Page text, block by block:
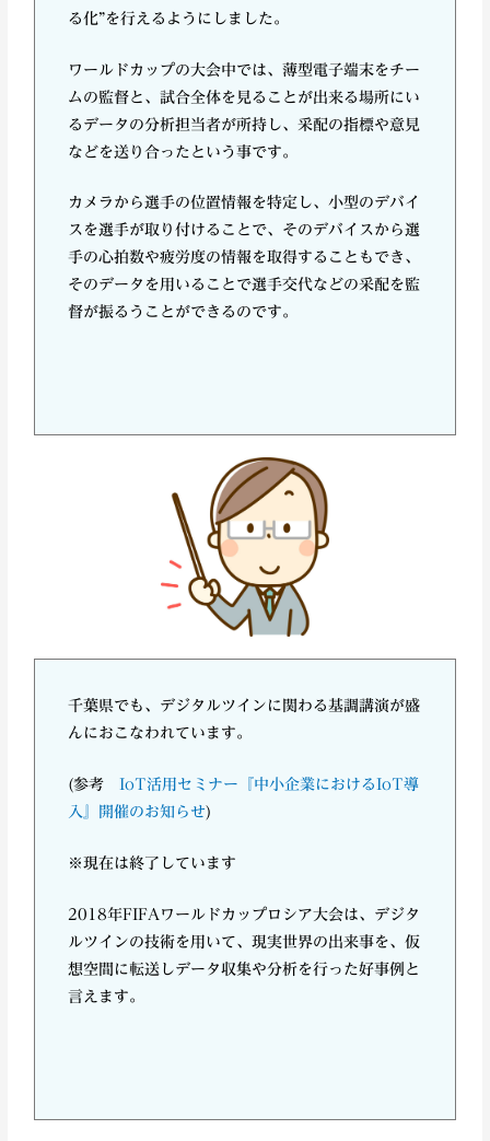
る化”を行えるようにしました。
ワールドカップの大会中では、薄型電子端末をチー
ムの監督と、試合全体を見ることが出来る場所にい
るデータの分析担当者が所持し、采配の指標や意見
などを送り合ったという事です。
カメラから選手の位置情報を特定し、小型のデバイ
スを選手が取り付けることで、そのデバイスから選
手の心拍数や疲労度の情報を取得することもでき、
そのデータを用いることで選手交代などの采配を監
督が振るうことができるのです。
千葉県でも、デジタルツインに関わる基調講演が盛
んにおこなわれています。
(参考
IoT活用セミナー『中小企業におけるIoT導
入』開催のお知らせ)
※現在は終了しています
2018年FIFAワールドカップロシア大会は、デジタ
ルツインの技術を用いて、現実世界の出来事を、仮
想空間に転送しデータ収集や分析を行った好事例と
言えます。